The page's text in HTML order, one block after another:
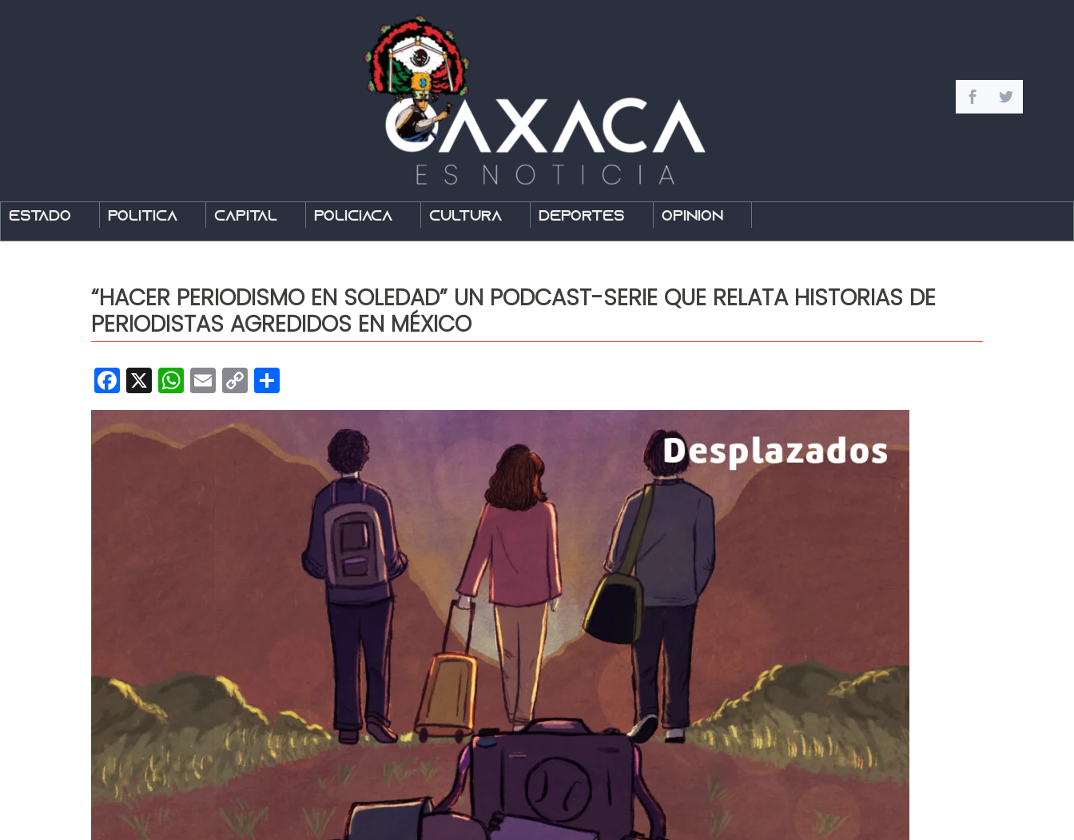
Estado Política Capital Policíaca Cultura Deportes Opinión
“HACER PERIODISMO EN SOLEDAD” UN PODCAST-SERIE QUE RELATA HISTORIAS DE
PERIODISTAS AGREDIDOS EN MÉXICO
Facebook
X WhatsApp
Email
Copy
Link